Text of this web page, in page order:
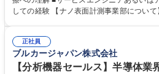
・機器のメンテナンス ・保守契約や装置ア
しての経験 【ナノ表面計測事業部について】 表面計測における世界トッ
ム、多目的な材料試験に対応するトライボ
置、ナノインデンテーションシステム等装
を提供。 学歴・資格 学歴：大学院 大
正社員
ブルカージャパン株式会社
【分析機器セールス】半導体業